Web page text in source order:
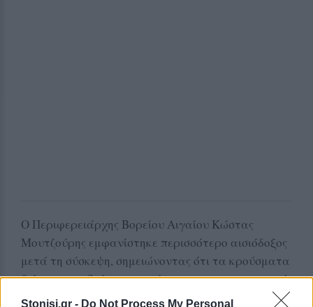
Stonisi.gr - Do Not Process My Personal
Ο Περιφερειάρχης Βορείου Αιγαίου Κώστας
Μουτζούρης εμφανίστηκε περισσότερο αισιόδοξος
μετά τη σύσκεψη, σημειώνοντας ότι τα κρούσματα
δείχνουν να βαίνουν μειούμενα και πως σε αρκετές
περιοχές της Λέσβου η εικόνα παραμένει καθαρή.